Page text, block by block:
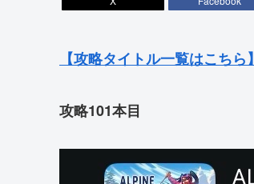
【攻略タイトル一覧はこちら】
攻略101本目